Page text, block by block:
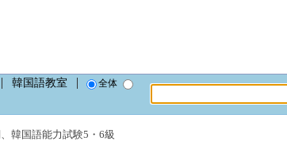
韓国語教室
全体
、 韓国語能力試験5・6級